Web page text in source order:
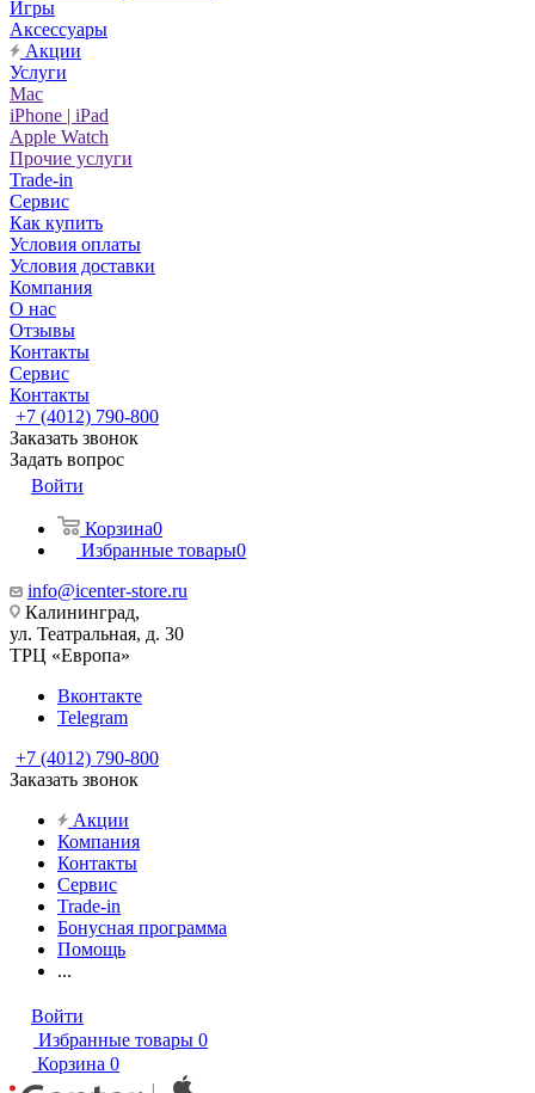
Игры
Аксессуары
Акции
Услуги
Mac
iPhone | iPad
Apple Watch
Прочие услуги
Trade-in
Сервис
Как купить
Условия оплаты
Условия доставки
Компания
О нас
Отзывы
Контакты
Сервис
Контакты
+7 (4012) 790-800
Заказать звонок
Задать вопрос
Войти
Корзина0
Избранные товары0
info@icenter-store.ru
Калининград,
ул. Театральная, д. 30
ТРЦ «Европа»
Вконтакте
Telegram
+7 (4012) 790-800
Заказать звонок
Акции
Компания
Контакты
Сервис
Trade-in
Бонусная программа
Помощь
...
Войти
Избранные товары 0
Корзина 0